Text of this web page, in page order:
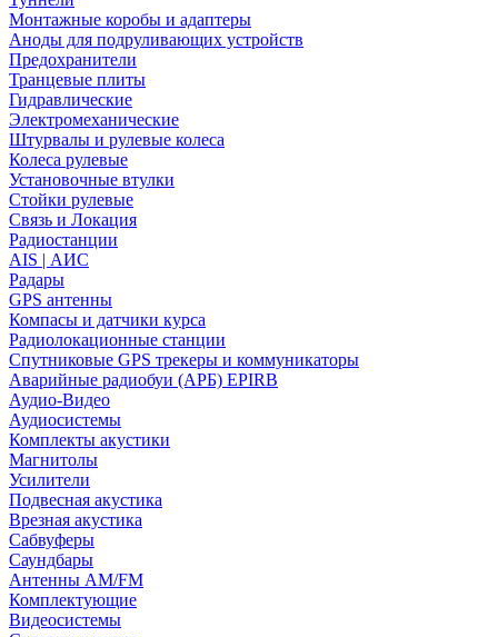
Монтажные коробы и адаптеры
Аноды для подруливающих устройств
Предохранители
Транцевые плиты
Гидравлические
Электромеханические
Штурвалы и рулевые колеса
Колеса рулевые
Установочные втулки
Стойки рулевые
Связь и Локация
Радиостанции
AIS | АИС
Радары
GPS антенны
Компасы и датчики курса
Радиолокационные станции
Спутниковые GPS трекеры и коммуникаторы
Аварийные радиобуи (АРБ) EPIRB
Аудио-Видео
Аудиосистемы
Комплекты акустики
Магнитолы
Усилители
Подвесная акустика
Врезная акустика
Сабвуферы
Саундбары
Антенны AM/FM
Комплектующие
Видеосистемы